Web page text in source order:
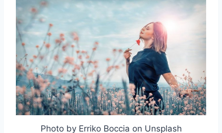
Photo by Erriko Boccia on Unsplash